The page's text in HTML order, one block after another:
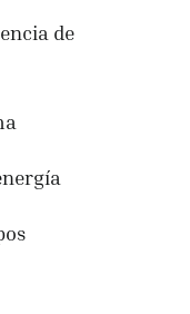
de